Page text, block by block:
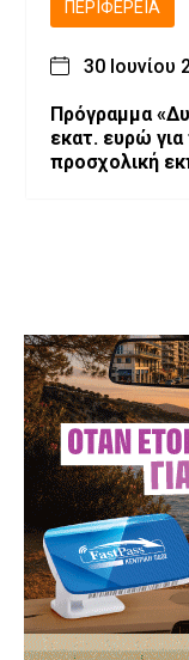
ΠΕΡΙΦΈΡΕΙΑ
30 Ιουνίου
Πρόγραμμα
εκατ. ευρώ
προσχολική